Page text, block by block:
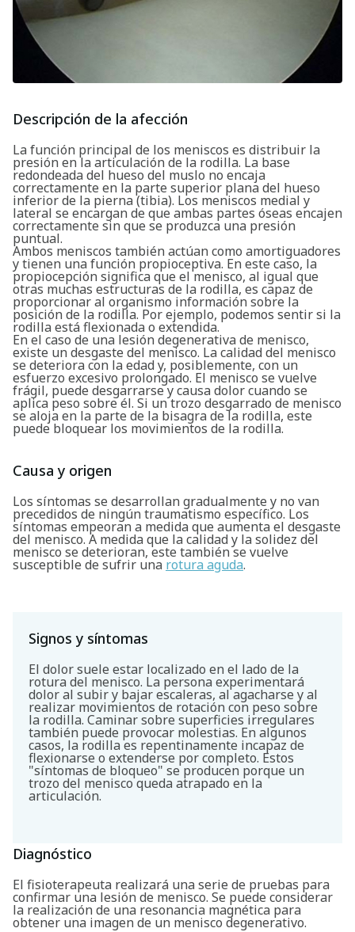
Descripción de la afección
La función principal de los meniscos es distribuir la
presión en la articulación de la rodilla. La base
redondeada del hueso del muslo no encaja
correctamente en la parte superior plana del hueso
inferior de la pierna (tibia). Los meniscos medial y
lateral se encargan de que ambas partes óseas encajen
correctamente sin que se produzca una presión
puntual.
Ambos meniscos también actúan como amortiguadores
y tienen una función propioceptiva. En este caso, la
propiocepción significa que el menisco, al igual que
otras muchas estructuras de la rodilla, es capaz de
proporcionar al organismo información sobre la
posición de la rodilla. Por ejemplo, podemos sentir si la
rodilla está flexionada o extendida.
En el caso de una lesión degenerativa de menisco,
existe un desgaste del menisco. La calidad del menisco
se deteriora con la edad y, posiblemente, con un
esfuerzo excesivo prolongado. El menisco se vuelve
frágil, puede desgarrarse y causa dolor cuando se
aplica peso sobre él. Si un trozo desgarrado de menisco
se aloja en la parte de la bisagra de la rodilla, este
puede bloquear los movimientos de la rodilla.
Causa y origen
Los síntomas se desarrollan gradualmente y no van
precedidos de ningún traumatismo específico. Los
síntomas empeoran a medida que aumenta el desgaste
del menisco. A medida que la calidad y la solidez del
menisco se deterioran, este también se vuelve
susceptible de sufrir una rotura aguda.
Signos y síntomas
El dolor suele estar localizado en el lado de la
rotura del menisco. La persona experimentará
dolor al subir y bajar escaleras, al agacharse y al
realizar movimientos de rotación con peso sobre
la rodilla. Caminar sobre superficies irregulares
también puede provocar molestias. En algunos
casos, la rodilla es repentinamente incapaz de
flexionarse o extenderse por completo. Estos
"síntomas de bloqueo" se producen porque un
trozo del menisco queda atrapado en la
articulación.
Diagnóstico
El fisioterapeuta realizará una serie de pruebas para
confirmar una lesión de menisco. Se puede considerar
la realización de una resonancia magnética para
obtener una imagen de un menisco degenerativo.